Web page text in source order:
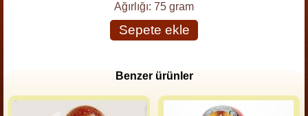
Ağırlığı: 75 gram
Sepete ekle
Benzer ürünler